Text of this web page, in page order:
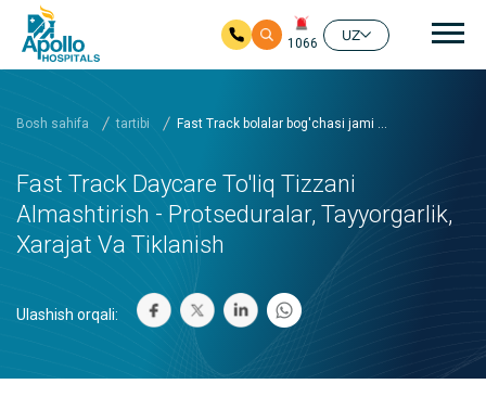
1066
UZ
Bosh sahifa tartibi Fast Track bolalar bog'chasi jami ...
Fast Track Daycare To'liq Tizzani
Almashtirish - Protseduralar, Tayyorgarlik,
Xarajat Va Tiklanish
Ulashish orqali: